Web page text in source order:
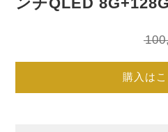
購入は